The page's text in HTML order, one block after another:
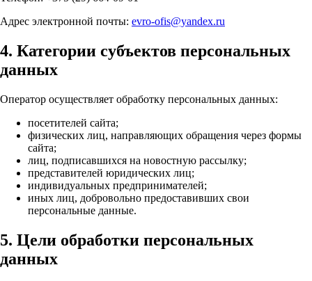
Адрес электронной почты: evro-ofis@yandex.ru
4. Категории субъектов персональных
данных
Оператор осуществляет обработку персональных данных:
посетителей сайта;
физических лиц, направляющих обращения через формы
сайта;
лиц, подписавшихся на новостную рассылку;
представителей юридических лиц;
индивидуальных предпринимателей;
иных лиц, добровольно предоставивших свои
персональные данные.
5. Цели обработки персональных
данных